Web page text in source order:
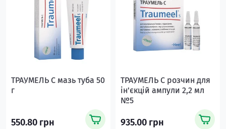
ТРАУМЕЛЬ С мазь туба 50
г
550.80 грн
ТРАУМЕЛЬ С розчин для
ін'єкцій ампули 2,2 мл
№5
935.00 грн